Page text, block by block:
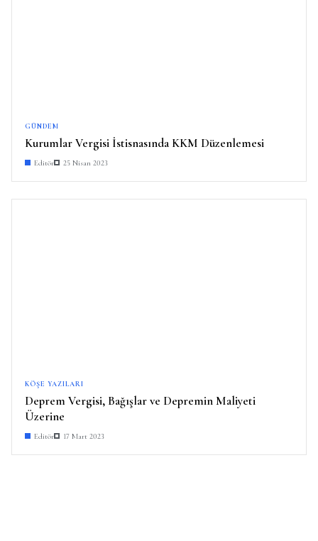
GÜNDEM
Kurumlar Vergisi İstisnasında KKM Düzenlemesi
Editör 25 Nisan 2023
KÖŞE YAZILARI
Deprem Vergisi, Bağışlar ve Depremin Maliyeti
Üzerine
Editör 17 Mart 2023